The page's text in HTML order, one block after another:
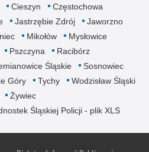
Cieszyn
Częstochowa
Jastrzębie Zdrój
Jaworzno
Mikołów
Mysłowice
Pszczyna
Racibórz
Śląskie
Sosnowiec
Góry Tychy
Wodzisław Śląski
Żywiec
Śląskiej Policji - plik XLS